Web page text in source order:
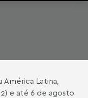
América Latina,
e até 6 de agosto